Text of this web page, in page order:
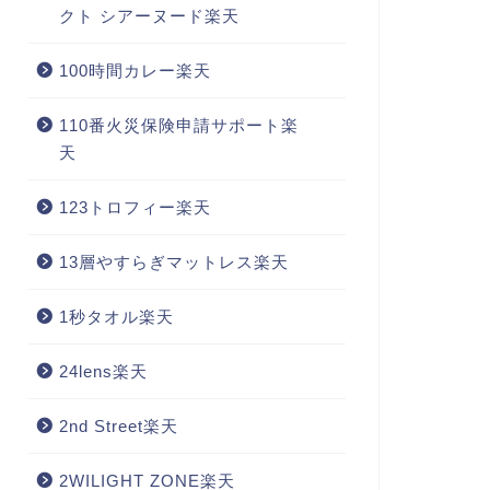
クト シアーヌード楽天
100時間カレー楽天
110番火災保険申請サポート楽
天
123トロフィー楽天
13層やすらぎマットレス楽天
1秒タオル楽天
24lens楽天
2nd Street楽天
2WILIGHT ZONE楽天